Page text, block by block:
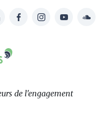
FacebookInstagramYouTube
de l'engagement